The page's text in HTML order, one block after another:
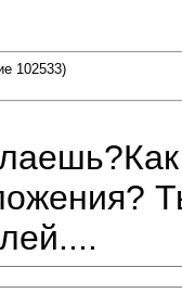
102533)